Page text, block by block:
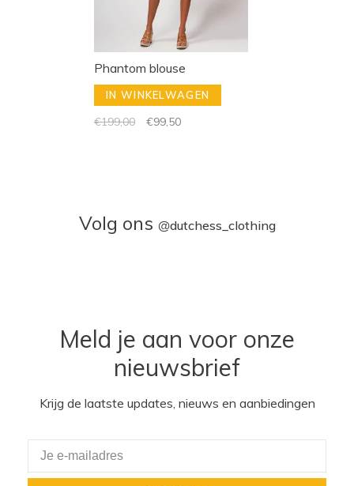
Phantom blouse
IN WINKELWAGEN
€199,00 €99,50
Volg ons @dutchess_clothing
Meld je aan voor onze
nieuwsbrief
Krijg de laatste updates, nieuws en aanbiedingen